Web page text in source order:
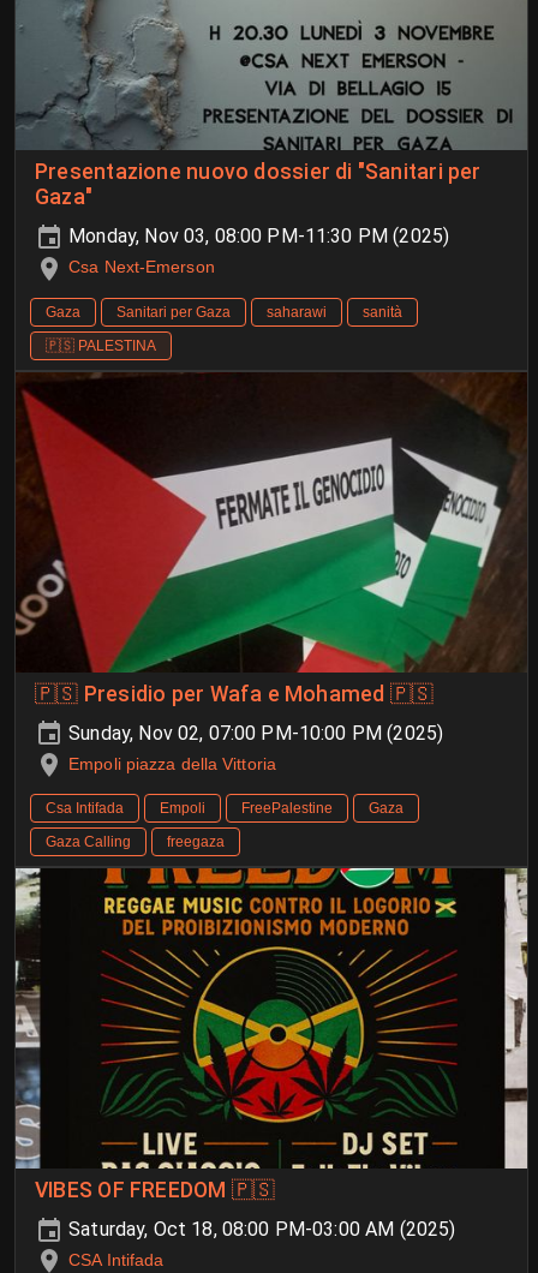
Presentazione nuovo dossier di "Sanitari per
Gaza"
Monday, Nov 03, 08:00 PM-11:30 PM (2025)
Csa Next-Emerson
Gaza Sanitari per Gaza saharawi
sanità
🇵🇸 PALESTINA
🇵🇸 Presidio per Wafa e Mohamed 🇵🇸
Sunday, Nov 02, 07:00 PM-10:00 PM (2025)
Empoli piazza della Vittoria
Csa Intifada Empoli FreePalestine
Gaza
Gaza Calling
freegaza
VIBES OF FREEDOM 🇵🇸
Saturday, Oct 18, 08:00 PM-03:00 AM (2025)
CSA Intifada